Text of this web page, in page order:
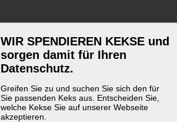
WIR SPENDIEREN KEKSE und
sorgen damit für Ihren
Datenschutz.
Greifen Sie zu und suchen Sie sich den für
Sie passenden Keks aus. Entscheiden Sie,
welche Kekse Sie auf unserer Webseite
akzeptieren.